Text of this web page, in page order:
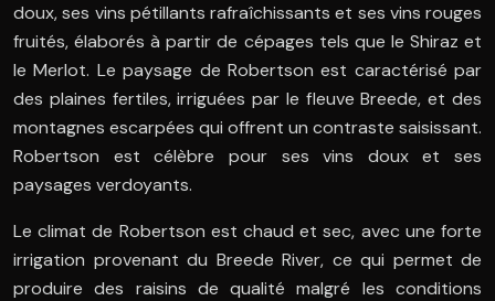
doux, ses vins pétillants rafraîchissants et ses vins rouges
fruités, élaborés à partir de cépages tels que le Shiraz et
le Merlot. Le paysage de Robertson est caractérisé par
des plaines fertiles, irriguées par le fleuve Breede, et des
montagnes escarpées qui offrent un contraste saisissant.
Robertson est célèbre pour ses vins doux et ses
paysages verdoyants.
Le climat de Robertson est chaud et sec, avec une forte
irrigation provenant du Breede River, ce qui permet de
produire des raisins de qualité malgré les conditions